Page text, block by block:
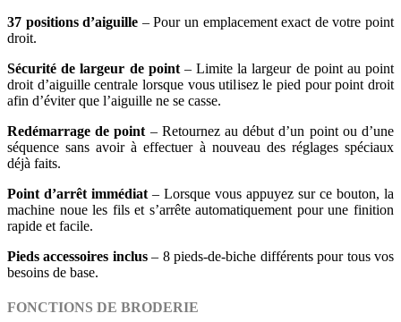
37 positions d’aiguille – Pour un emplacement exact de votre point
droit.
Sécurité de largeur de point– Limite la largeur de point au point
droit d’aiguille centrale lorsque vous utilisez le pied pour point droit
afin d’éviter que l’aiguille ne se casse.
Redémarrage de point – Retournez au début d’un point ou d’une
séquence sans avoir à effectuer à nouveau des réglages spéciaux
déjà faits.
Point d’arrêt immédiat – Lorsque vous appuyez sur ce bouton, la
machine noue les fils et s’arrête automatiquement pour une finition
rapide et facile.
Pieds accessoires inclus– 8 pieds-de-biche différents pour tous vos
besoins de base.
FONCTIONS DE BRODERIE